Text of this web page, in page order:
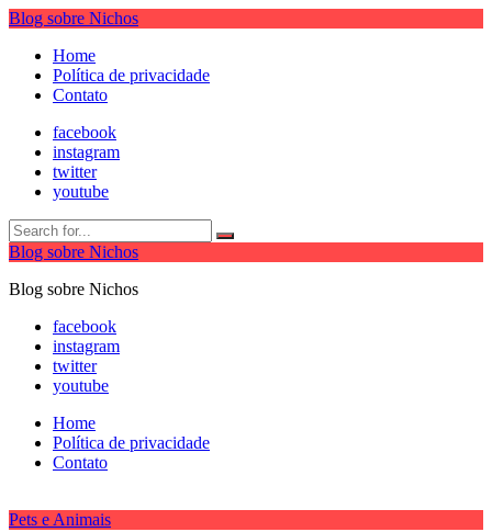
Blog sobre Nichos
Home
Política de privacidade
Contato
facebook
instagram
twitter
youtube
Blog sobre Nichos
Blog sobre Nichos
facebook
instagram
twitter
youtube
Home
Política de privacidade
Contato
Pets e Animais